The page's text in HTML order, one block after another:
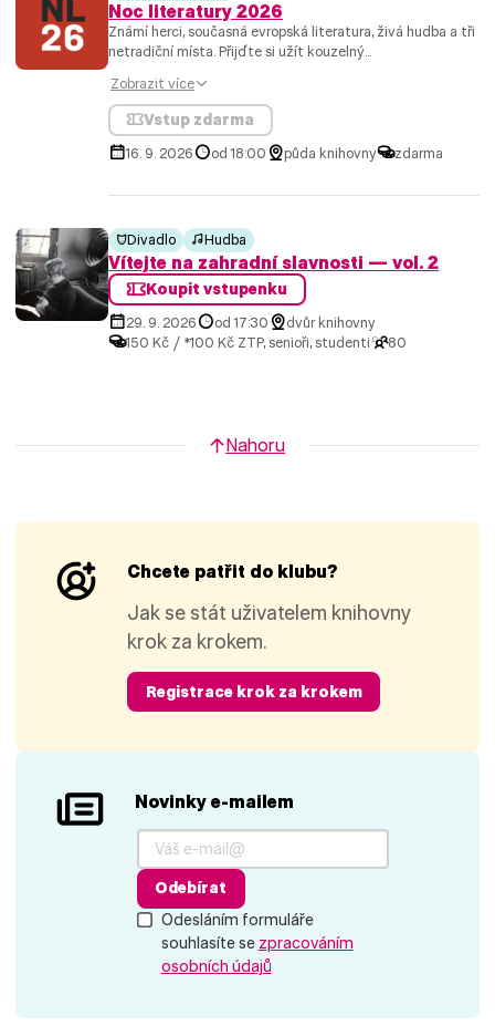
Noc literatury 2026
Známí herci, současná evropská literatura, živá hudba a tři
netradiční místa. Přijďte si užít kouzelný...
Zobrazit více
Vstup zdarma
16. 9. 2026 od 18:00 půda knihovny zdarma
Divadlo Hudba
Vítejte na zahradní slavnosti — vol. 2
Koupit vstupenku
29. 9. 2026 od 17:30
dvůr knihovny
150 Kč / *100 Kč ZTP, senioři, studenti
80
Nahoru
Chcete patřit do klubu?
Jak se stát uživatelem knihovny
krok za krokem.
Registrace krok za krokem
Novinky e-mailem
Odesláním formuláře
souhlasíte se zpracováním
osobních údajů
Odebírat